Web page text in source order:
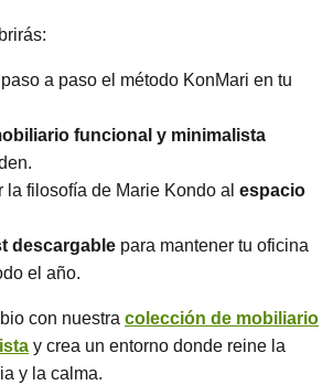
a paso el método KonMari en tu
funcional y minimalista
la filosofía de Marie Kondo al espacio
descargable para mantener tu oficina
el año.
con nuestra colección de mobiliario
y crea un entorno donde reine la
y la calma.